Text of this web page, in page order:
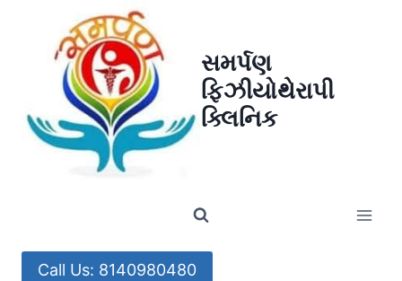
સમર્પણ
ફિઝીયોથેરાપી
ક્લિનિક
Call Us: 8140980480